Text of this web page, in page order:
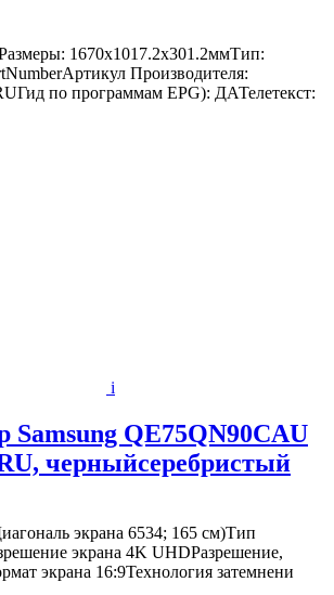
1670x1017.2x301.2ммТип:
Производителя:
по программам EPG): ДАТелетекст:
i
Samsung QE75QN90CAU
черныйсеребристый
экрана 6534; 165 см)Тип
экрана 4K UHDРазрешение,
экрана 16:9Технология затемнени